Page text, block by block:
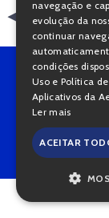
voltar
navegação e
evolução da
continuar
condições
Uso e Política
Aplicativos da
Ler mais
ACEITAR